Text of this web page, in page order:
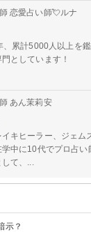
恋愛占い師💘ルナ
、累計5000人以上を
としています！
あん茉莉安
キヒーラー、ジェム
中に10代でプロ占
て、...
示？